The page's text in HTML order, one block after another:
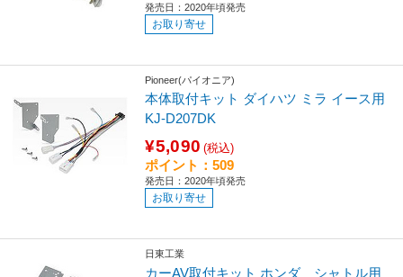
発売日：2020年頃発売
お取り寄せ
Pioneer(パイオニア)
本体取付キット ダイハツ ミラ イース用
KJ-D207DK
¥5,090 (税込)
ポイント：509
発売日：2020年頃発売
お取り寄せ
日東工業
カーAV取付キット ホンダ シャトル用